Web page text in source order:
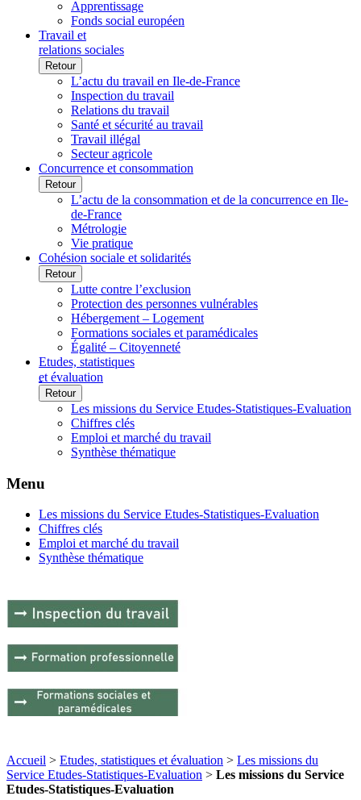
Apprentissage
Fonds social européen
Travail et
relations sociales
Retour
L’actu du travail en Ile-de-France
Inspection du travail
Relations du travail
Santé et sécurité au travail
Travail illégal
Secteur agricole
Concurrence et consommation
Retour
L’actu de la consommation et de la concurrence en Ile-
de-France
Métrologie
Vie pratique
Cohésion sociale et solidarités
Retour
Lutte contre l’exclusion
Protection des personnes vulnérables
Hébergement – Logement
Formations sociales et paramédicales
Égalité – Citoyenneté
Etudes, statistiques
et évaluation
Retour
Les missions du Service Etudes-Statistiques-Evaluation
Chiffres clés
Emploi et marché du travail
Synthèse thématique
Menu
Les missions du Service Etudes-Statistiques-Evaluation
Chiffres clés
Emploi et marché du travail
Synthèse thématique
Accueil > Etudes, statistiques et évaluation > Les missions du
Service Etudes-Statistiques-Evaluation > Les missions du Service
Etudes-Statistiques-Evaluation